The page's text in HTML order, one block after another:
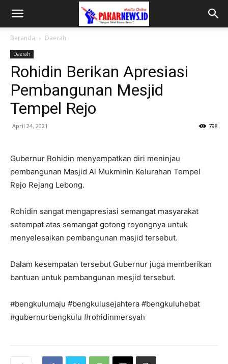
Beranda Daerah
Daerah
Rohidin Berikan Apresiasi
Pembangunan Mesjid
Tempel Rejo
April 24, 2021 798
Gubernur Rohidin menyempatkan diri meninjau
pembangunan Masjid Al Mukminin Kelurahan Tempel
Rejo Rejang Lebong.
Rohidin sangat mengapresiasi semangat masyarakat
setempat atas semangat gotong royongnya untuk
menyelesaikan pembangunan masjid tersebut.
Dalam kesempatan tersebut Gubernur juga memberikan
bantuan untuk pembangunan mesjid tersebut.
#bengkulumaju #bengkulusejahtera #bengkuluhebat
#gubernurbengkulu #rohidinmersyah